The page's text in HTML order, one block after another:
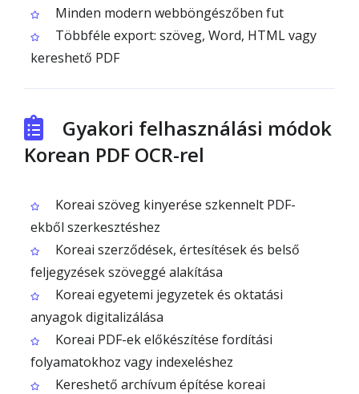
Minden modern webböngészőben fut
Többféle export: szöveg, Word, HTML vagy
kereshető PDF
Gyakori felhasználási módok
Korean PDF OCR-rel
Koreai szöveg kinyerése szkennelt PDF-
ekből szerkesztéshez
Koreai szerződések, értesítések és belső
feljegyzések szöveggé alakítása
Koreai egyetemi jegyzetek és oktatási
anyagok digitalizálása
Koreai PDF-ek előkészítése fordítási
folyamatokhoz vagy indexeléshez
Kereshető archívum építése koreai